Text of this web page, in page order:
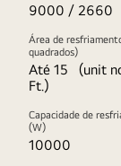
9000 / 2660
Área de
quadrados)
Até 15 （unit
Ft.）
Capacidade de
(W)
10000